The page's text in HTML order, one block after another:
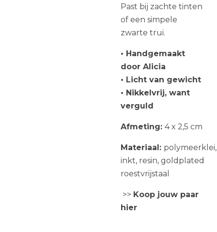
Past bij zachte tinten
of een simpele
zwarte trui.
• Handgemaakt
door Alicia
• Licht van gewicht
• Nikkelvrij, want
verguld
Afmeting: 4 x 2,5 cm
Materiaal: polymeerklei,
inkt, resin, goldplated
roestvrijstaal
>> Koop jouw paar
hier